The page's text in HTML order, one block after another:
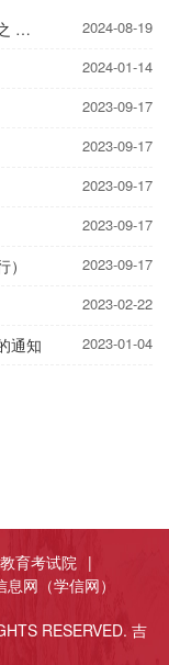
2024-08-19
2024-01-14
2023-09-17
2023-09-17
2023-09-17
2023-09-17
2023-09-17
2023-02-22
通知 2023-01-04
育考试院 |
网（学信网）
RESERVED. 吉